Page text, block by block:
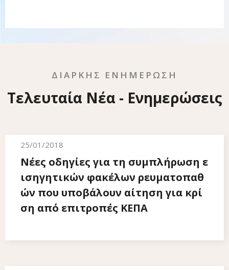
ΔΙΑΡΚΗΣ ΕΝΗΜΕΡΩΣΗ
Τελευταία Νέα - Ενημερώσεις
25/01/2018
Νέες οδηγίες για τη συμπλήρωση ε
ισηγητικών φακέλων ρευματοπαθ
ών που υποβάλουν αίτηση για κρί
ση από επιτροπές ΚΕΠΑ